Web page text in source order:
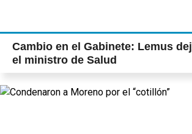
Cambio en el Gabinete: Lemus
el ministro de Salud